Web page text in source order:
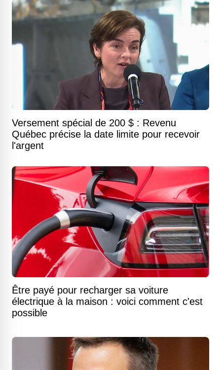
Versement spécial de 200 $ : Revenu
Québec précise la date limite pour recevoir
l'argent
Être payé pour recharger sa voiture
électrique à la maison : voici comment c'est
possible